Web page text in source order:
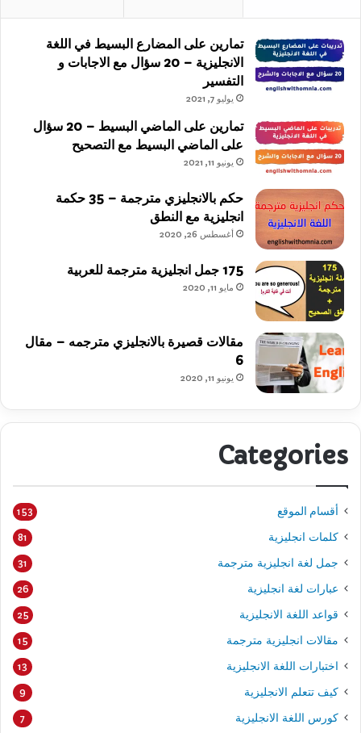
تمارين على المضارع البسيط في اللغة
الانجليزية – 20 سؤال مع الاجابات و
التفسير
يوليو 7, 2021
تمارين على الماضي البسيط – 20 سؤال
على الماضي البسيط مع التصحيح
يونيو 11, 2021
حكم بالانجليزي مترجمة – 35 حكمة
انجليزية مع النطق
أغسطس 26, 2020
175 جمل انجليزية مترجمة للعربية
مايو 11, 2020
مقالات قصيرة بالانجليزي مترجمه – مقال
6
يونيو 11, 2020
Categories
أقسام الموقع 153
كلمات انجليزية 81
جمل لغة انجليزية مترجمة 31
عبارات لغة انجليزية 26
قواعد اللغة الانجليزية 25
مقالات انجليزية مترجمة 15
اختبارات اللغة الانجليزية 13
كيف تتعلم الانجليزية 9
كورس اللغة الانجليزية 7